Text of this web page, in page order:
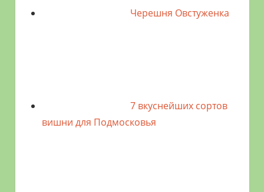
Черешня Овстуженка
7 вкуснейших сортов
вишни для Подмосковья